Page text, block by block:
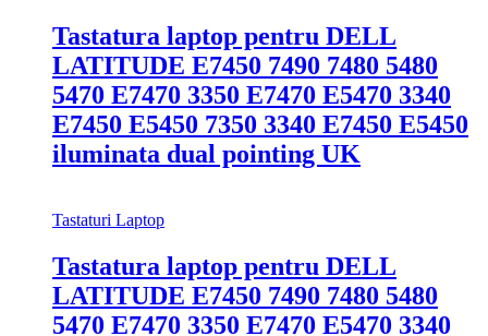
Tastatura laptop pentru DELL
LATITUDE E7450 7490 7480 5480
5470 E7470 3350 E7470 E5470 3340
E7450 E5450 7350 3340 E7450 E5450
iluminata dual pointing UK
Tastaturi Laptop
Tastatura laptop pentru DELL
LATITUDE E7450 7490 7480 5480
5470 E7470 3350 E7470 E5470 3340